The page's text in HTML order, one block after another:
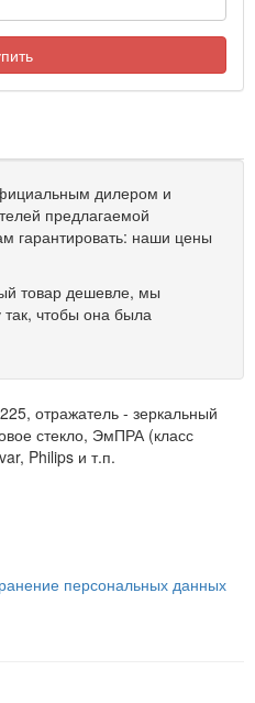
дилером и
предлагаемой
гарантировать: наши цены
товар дешевле, мы
так, чтобы она была
отражатель - зеркальный
стекло, ЭмПРА (класс
Philips и т.п.
персональных данных